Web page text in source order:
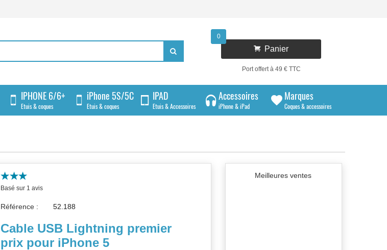

0
Panier
Port offert à 49 € TTC
IPHONE 6/6+
Etuis & coques
iPhone 5S/5C
Etuis & coques
IPAD
Etuis & Accessoires
Accessoires
iPhone & iPad
Marques
Coques & accessoires
Basé sur 1 avis
Référence :
Cable USB Lightning premier
prix pour iPhone 5
Meilleures ventes